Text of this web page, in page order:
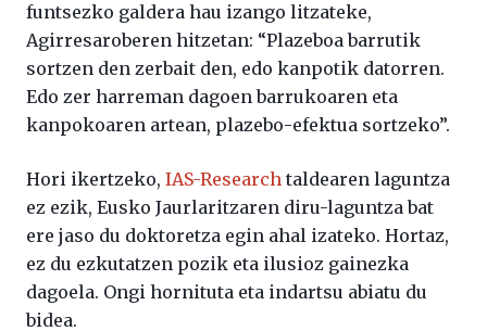
funtsezko galdera hau izango litzateke,
Agirresaroberen hitzetan: “Plazeboa barrutik
sortzen den zerbait den, edo kanpotik datorren.
Edo zer harreman dagoen barrukoaren eta
kanpokoaren artean, plazebo-efektua sortzeko”.
Hori ikertzeko, IAS-Research taldearen laguntza
ez ezik, Eusko Jaurlaritzaren diru-laguntza bat
ere jaso du doktoretza egin ahal izateko. Hortaz,
ez du ezkutatzen pozik eta ilusioz gainezka
dagoela. Ongi hornituta eta indartsu abiatu du
bidea.